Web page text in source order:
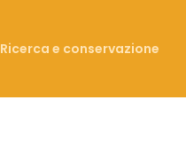
Ricerca e conservazione